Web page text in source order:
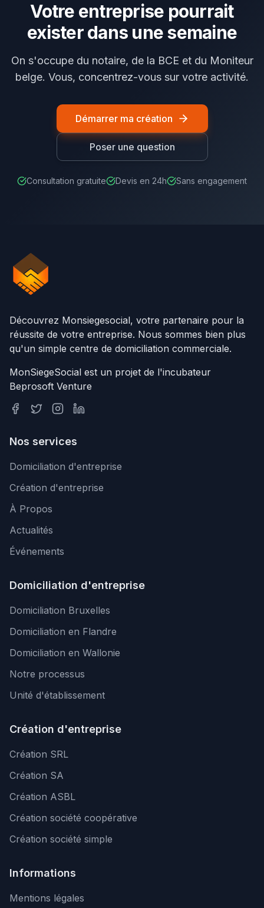
Votre entreprise pourrait
exister dans une semaine
On s'occupe du notaire, de la BCE et du Moniteur
belge. Vous, concentrez-vous sur votre activité.
Démarrer ma création
Poser une question
Consultation gratuite Devis en 24h Sans engagement
Découvrez Monsiegesocial, votre partenaire pour la
réussite de votre entreprise. Nous sommes bien plus
qu'un simple centre de domiciliation commerciale.
MonSiegeSocial est un projet de l'incubateur
Beprosoft Venture
Nos services
Domiciliation d'entreprise
Création d'entreprise
À Propos
Actualités
Événements
Domiciliation d'entreprise
Domiciliation Bruxelles
Domiciliation en Flandre
Domiciliation en Wallonie
Notre processus
Unité d'établissement
Création d'entreprise
Création SRL
Création SA
Création ASBL
Création société coopérative
Création société simple
Informations
Mentions légales